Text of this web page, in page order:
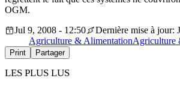
OGM.
Jul 9, 2008 - 12:50
Dernière mise à jour:
Agriculture & AlimentationAgriculture
Print Partager
LES PLUS LUS